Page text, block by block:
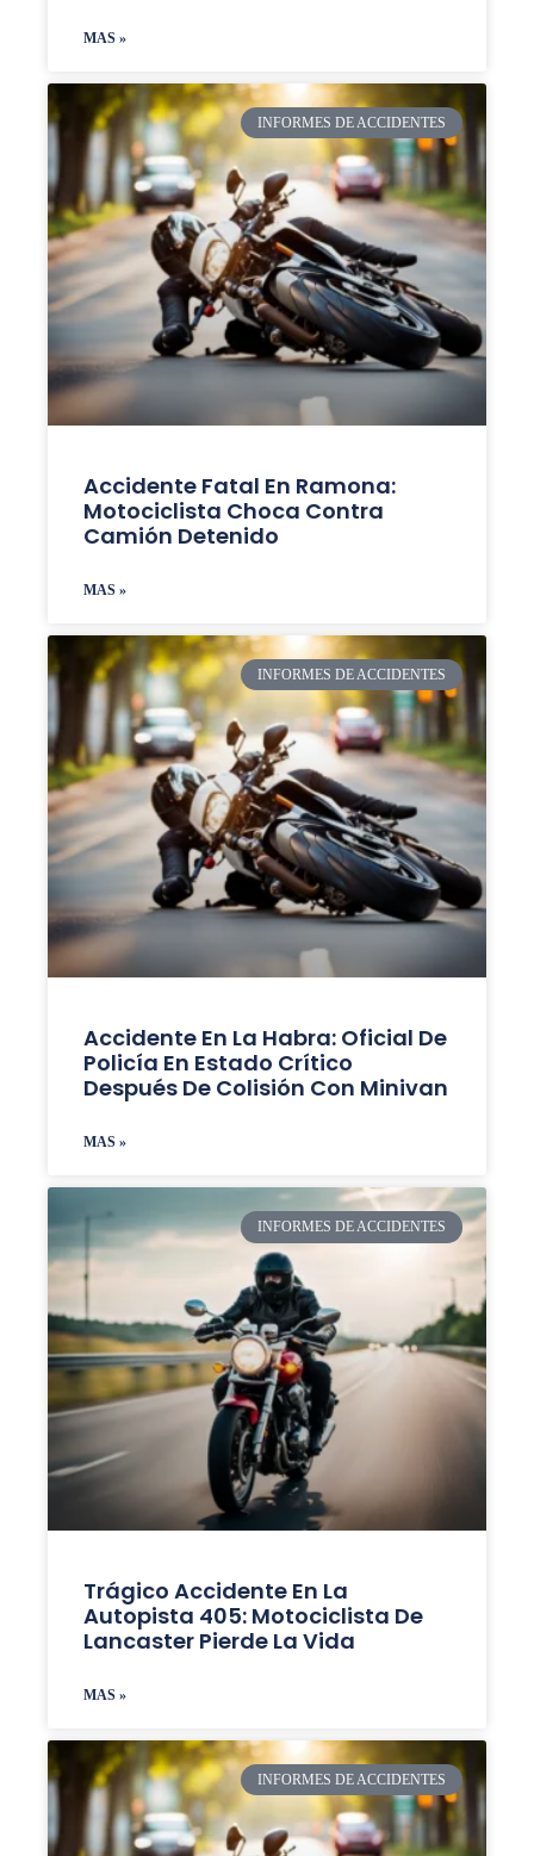
MAS »
INFORMES DE ACCIDENTES
Accidente Fatal En Ramona:
Motociclista Choca Contra
Camión Detenido
MAS »
INFORMES DE ACCIDENTES
Accidente En La Habra: Oficial De
Policía En Estado Crítico
Después De Colisión Con Minivan
MAS »
INFORMES DE ACCIDENTES
Trágico Accidente En La
Autopista 405: Motociclista De
Lancaster Pierde La Vida
MAS »
INFORMES DE ACCIDENTES